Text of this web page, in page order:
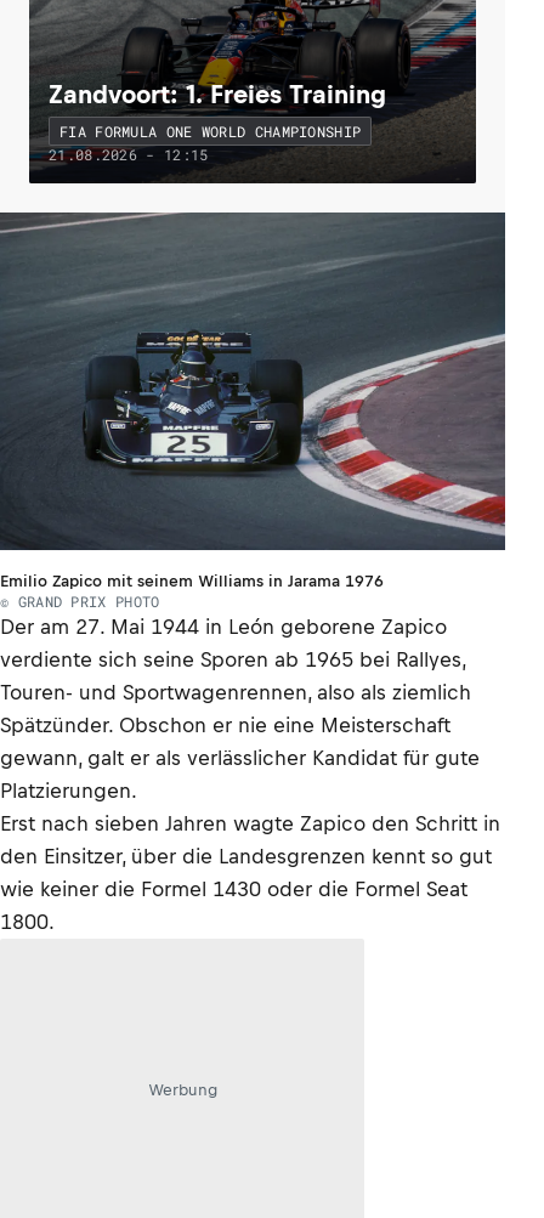
Zandvoort: 1. Freies Training
FIA FORMULA ONE WORLD CHAMPIONSHIP
21.08.2026 - 12:15
Emilio Zapico mit seinem Williams in Jarama 1976
© GRAND PRIX PHOTO
Der am 27. Mai 1944 in León geborene Zapico
verdiente sich seine Sporen ab 1965 bei Rallyes,
Touren- und Sportwagenrennen, also als ziemlich
Spätzünder. Obschon er nie eine Meisterschaft
gewann, galt er als verlässlicher Kandidat für gute
Platzierungen.
Erst nach sieben Jahren wagte Zapico den Schritt in
den Einsitzer, über die Landesgrenzen kennt so gut
wie keiner die Formel 1430 oder die Formel Seat
1800.
Werbung